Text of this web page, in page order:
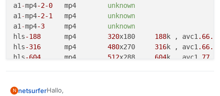
a1-mp4-2-0
   mp4
unknown
a1-mp4-2-1
   mp4
unknown
a1-mp4-3
     mp4
unknown
hls-188
      mp4
320x180 188k , avc1.66
hls-316
      mp4
480x270 316k , avc1.66
hls-604
      mp4
512x288 604k , avc1 .77
N netsurferHallo,